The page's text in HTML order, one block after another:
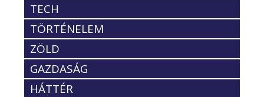
TECH
TÖRTÉNELEM
ZÖLD
GAZDASÁG
HÁTTÉR